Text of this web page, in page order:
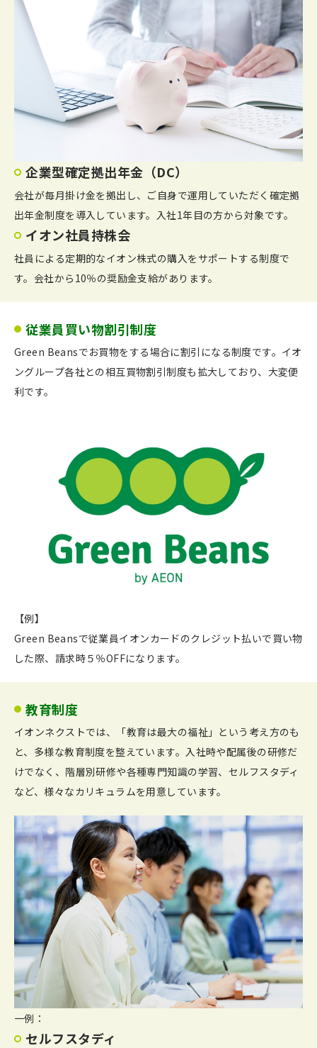
企業型確定拠出年金（DC）
会社が毎月掛け金を拠出し、ご自身で運用していただく確定拠
出年金制度を導入しています。入社1年目の方から対象です。
イオン社員持株会
社員による定期的なイオン株式の購入をサポートする制度で
す。会社から10％の奨励金支給があります。
従業員買い物割引制度
Green Beansでお買物をする場合に割引になる制度です。イオ
ングループ各社との相互買物割引制度も拡大しており、大変便
利です。
【例】
Green Beansで従業員イオンカードのクレジット払いで買い物
した際、請求時５％OFFになります。
教育制度
イオンネクストでは、「教育は最大の福祉」という考え方のも
と、多様な教育制度を整えています。入社時や配属後の研修だ
けでなく、階層別研修や各種専門知識の学習、セルフスタディ
など、様々なカリキュラムを用意しています。
一例：
セルフスタディ